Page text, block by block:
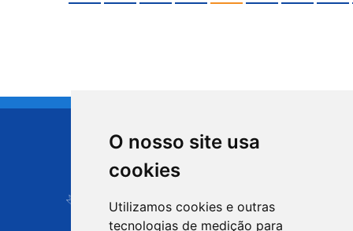
O nosso site usa
cookies
Utilizamos cookies e outras
tecnologias de medição para
CIDADE DE
Carapicuíba